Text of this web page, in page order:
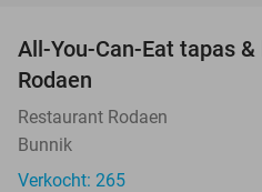
All-You-Can-Eat tapas
Rodaen
Restaurant Rodaen
Bunnik
Verkocht: 265